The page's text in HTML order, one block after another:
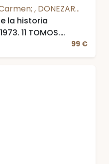
, DONEZAR
Luis
la historia
11 TOMOS.
y reacción. .
Tomo III:
99 €